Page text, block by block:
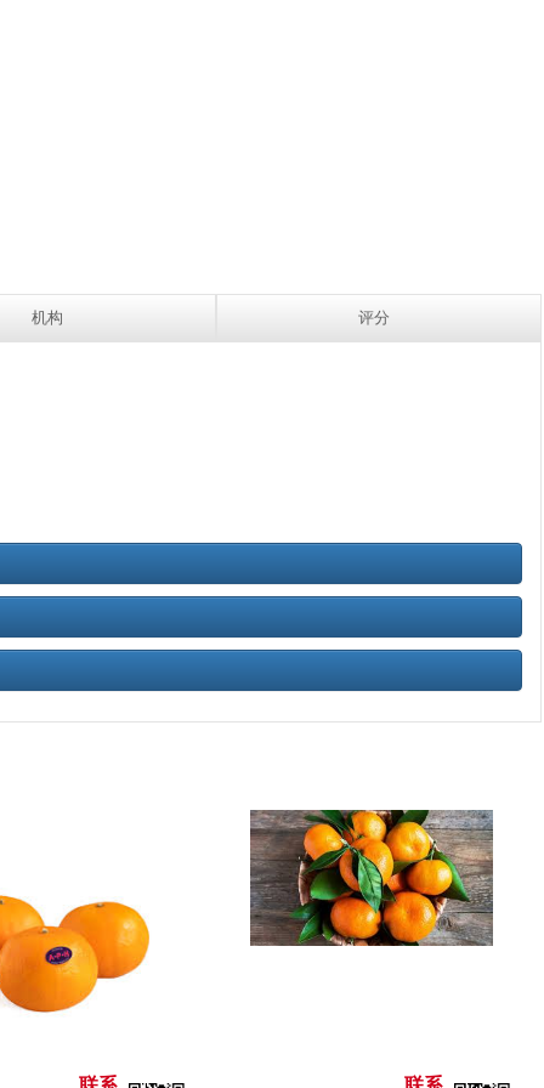
机构 评分